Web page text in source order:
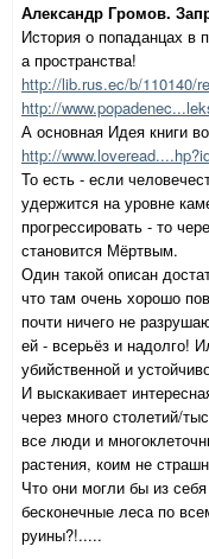
Александр Громов.
История о попаданцах в
а пространства!
http://lib.rus.ec/b/110140/
http://
А основная Идея книги
http://
То есть - если
удержится на уровне
прогрессировать - то
становится Мёртвым.
Один такой описан
что там очень хорошо
почти ничего не
ей - всерьёз и надолго!
убийственной и
И выскакивает
через много столетий/
все люди и
растения, коим не
Что они могли бы из
бесконечные леса по
руины?!.....